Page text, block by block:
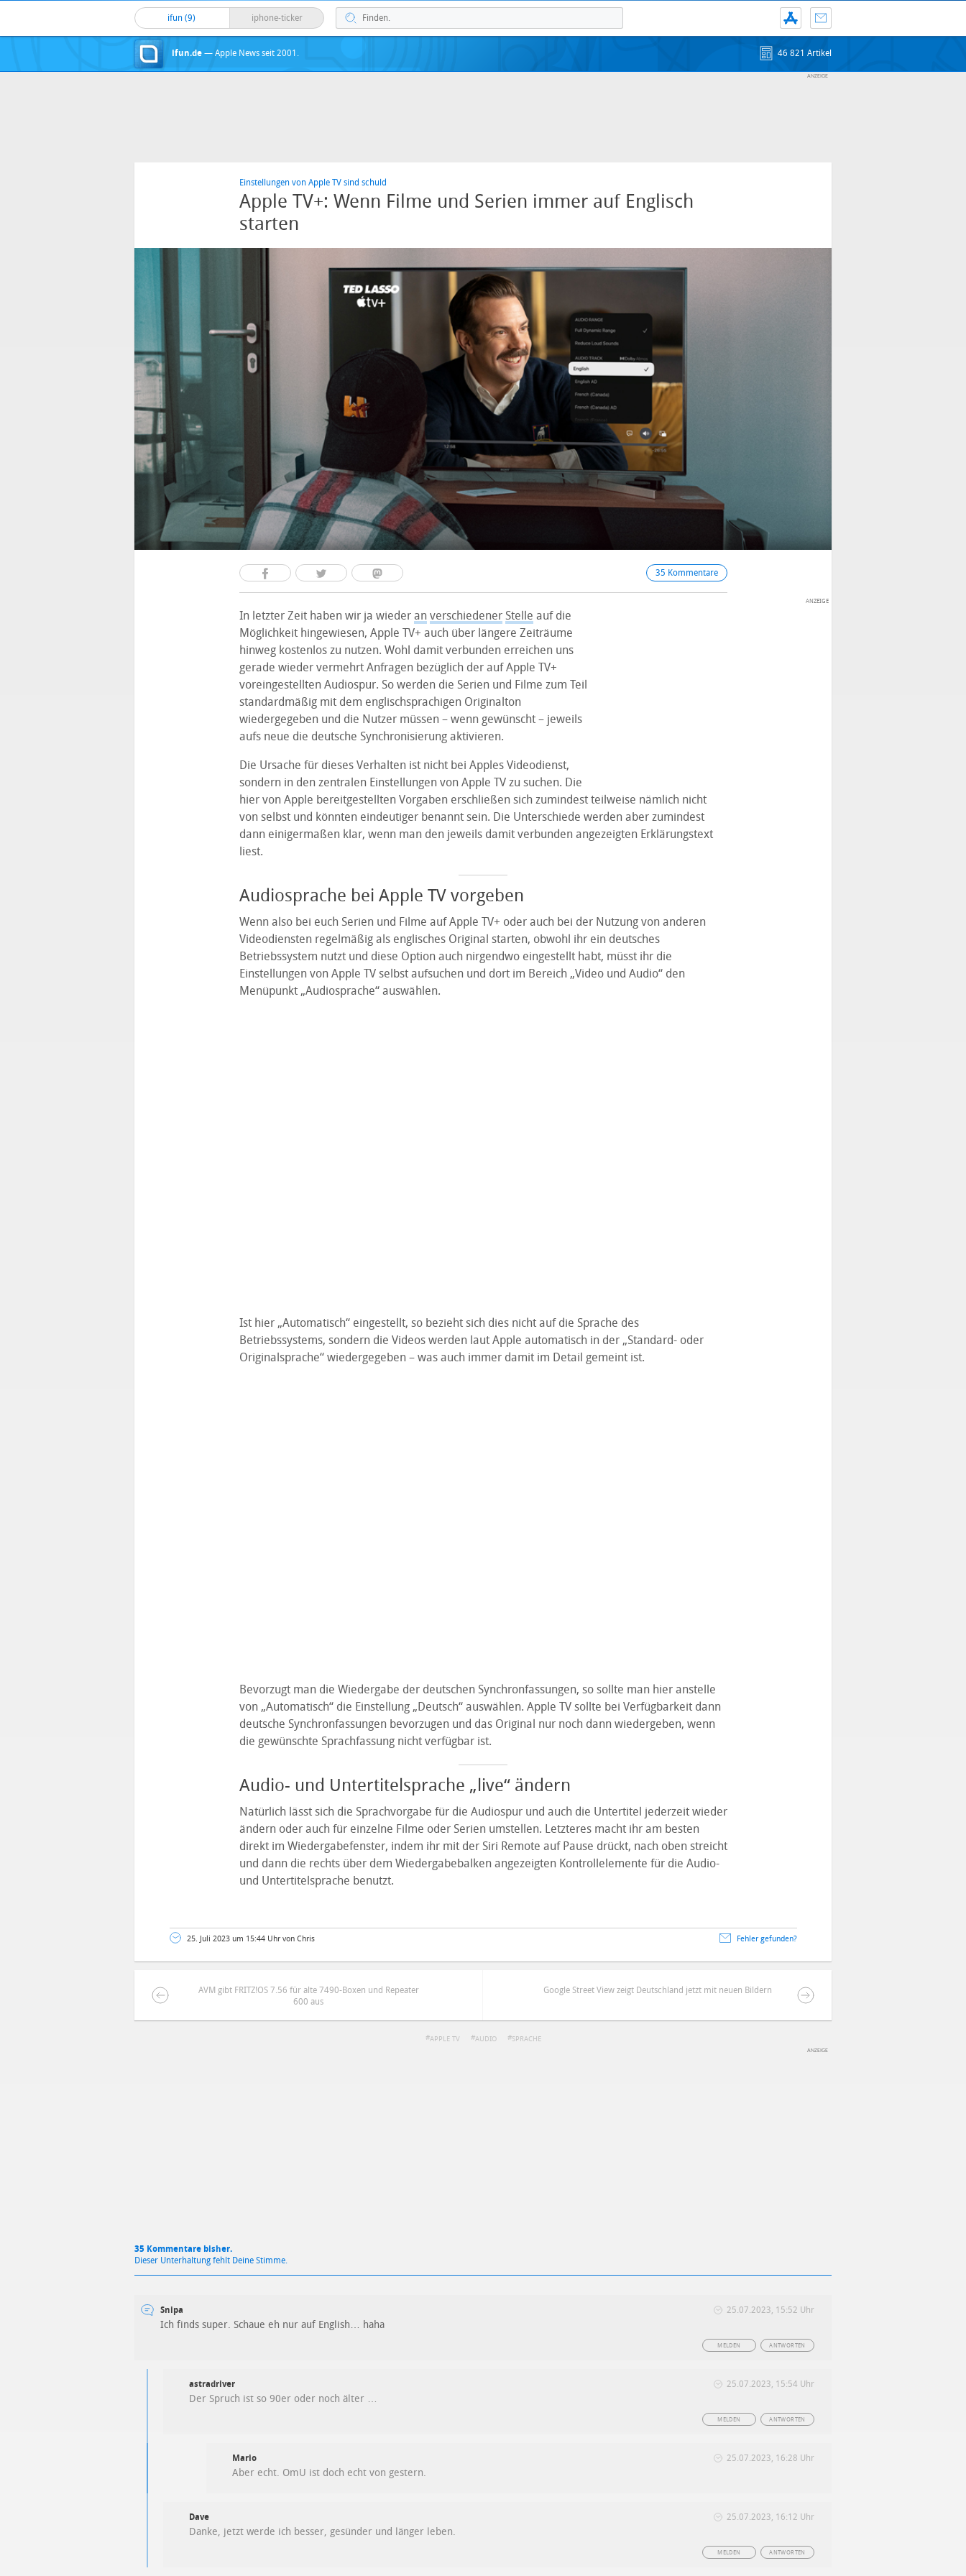
ifun (9) iphone-ticker
ifun.de — Apple News seit 2001. 46 821 Artikel
Einstellungen von Apple TV sind schuld
Apple TV+: Wenn Filme und Serien immer auf Englisch
starten
35 Kommentare
In letzter Zeit haben wir ja wieder an verschiedener Stelle auf die
Möglichkeit hingewiesen, Apple TV+ auch über längere Zeiträume
hinweg kostenlos zu nutzen. Wohl damit verbunden erreichen uns
gerade wieder vermehrt Anfragen bezüglich der auf Apple TV+
voreingestellten Audiospur. So werden die Serien und Filme zum Teil
standardmäßig mit dem englischsprachigen Originalton
wiedergegeben und die Nutzer müssen – wenn gewünscht – jeweils
aufs neue die deutsche Synchronisierung aktivieren.
Die Ursache für dieses Verhalten ist nicht bei Apples Videodienst,
sondern in den zentralen Einstellungen von Apple TV zu suchen. Die
hier von Apple bereitgestellten Vorgaben erschließen sich zumindest teilweise nämlich nicht
von selbst und könnten eindeutiger benannt sein. Die Unterschiede werden aber zumindest
dann einigermaßen klar, wenn man den jeweils damit verbunden angezeigten Erklärungstext
liest.
Audiosprache bei Apple TV vorgeben
Wenn also bei euch Serien und Filme auf Apple TV+ oder auch bei der Nutzung von anderen
Videodiensten regelmäßig als englisches Original starten, obwohl ihr ein deutsches
Betriebssystem nutzt und diese Option auch nirgendwo eingestellt habt, müsst ihr die
Einstellungen von Apple TV selbst aufsuchen und dort im Bereich „Video und Audio“ den
Menüpunkt „Audiosprache“ auswählen.
Ist hier „Automatisch“ eingestellt, so bezieht sich dies nicht auf die Sprache des
Betriebssystems, sondern die Videos werden laut Apple automatisch in der „Standard- oder
Originalsprache“ wiedergegeben – was auch immer damit im Detail gemeint ist.
Bevorzugt man die Wiedergabe der deutschen Synchronfassungen, so sollte man hier anstelle
von „Automatisch“ die Einstellung „Deutsch“ auswählen. Apple TV sollte bei Verfügbarkeit dann
deutsche Synchronfassungen bevorzugen und das Original nur noch dann wiedergeben, wenn
die gewünschte Sprachfassung nicht verfügbar ist.
Audio- und Untertitelsprache „live“ ändern
Natürlich lässt sich die Sprachvorgabe für die Audiospur und auch die Untertitel jederzeit wieder
ändern oder auch für einzelne Filme oder Serien umstellen. Letzteres macht ihr am besten
direkt im Wiedergabefenster, indem ihr mit der Siri Remote auf Pause drückt, nach oben streicht
und dann die rechts über dem Wiedergabebalken angezeigten Kontrollelemente für die Audio-
und Untertitelsprache benutzt.
25. Juli 2023 um 15:44 Uhr von Chris Fehler gefunden?
AVM gibt FRITZ!OS 7.56 für alte 7490-Boxen und Repeater
600 aus
Google Street View zeigt Deutschland jetzt mit neuen Bildern
APPLE TV AUDIO SPRACHE
35 Kommentare bisher.
Dieser Unterhaltung fehlt Deine Stimme.
Snipa 25.07.2023, 15:52 Uhr
Ich finds super. Schaue eh nur auf English… haha
ANTWORTEN
MELDEN
astradriver 25.07.2023, 15:54 Uhr
Der Spruch ist so 90er oder noch älter …
ANTWORTEN
MELDEN
Mario 25.07.2023, 16:28 Uhr
Aber echt. OmU ist doch echt von gestern.
Dave 25.07.2023, 16:12 Uhr
Danke, jetzt werde ich besser, gesünder und länger leben.
ANTWORTEN
MELDEN